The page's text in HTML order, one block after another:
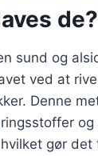
de?
sund og
ved at
Denne
og
gør